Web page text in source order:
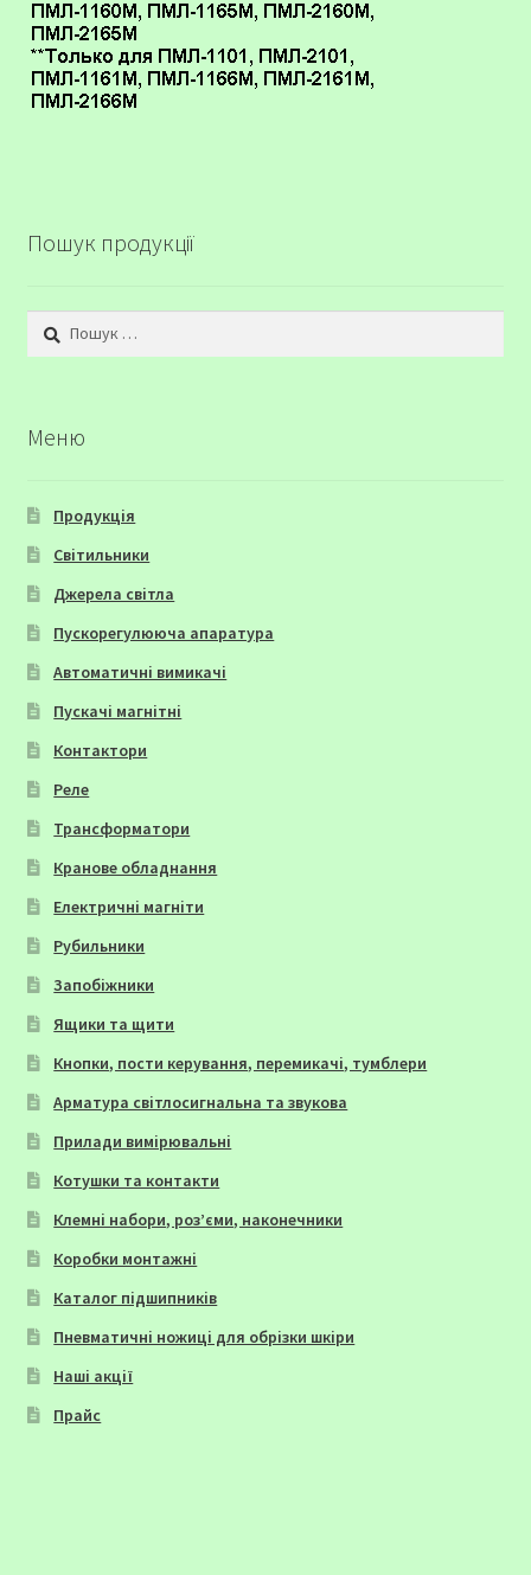
Пошук продукції
Пошук:
Меню
Продукція
Світильники
Джерела світла
Пускорегулююча апаратура
Автоматичні вимикачі
Пускачі магнітні
Контактори
Реле
Трансформатори
Кранове обладнання
Електричні магніти
Рубильники
Запобіжники
Ящики та щити
Кнопки, пости керування, перемикачі, тумблери
Арматура світлосигнальна та звукова
Прилади вимірювальні
Котушки та контакти
Клемні набори, роз’єми, наконечники
Коробки монтажні
Каталог підшипників
Пневматичні ножиці для обрізки шкіри
Наші акції
Прайс